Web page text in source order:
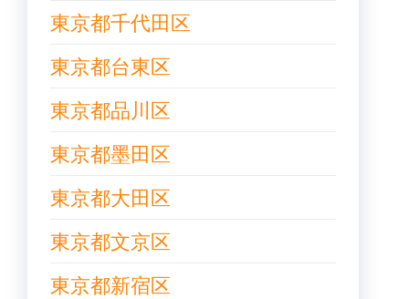
東京都千代田区
東京都台東区
東京都品川区
東京都墨田区
東京都大田区
東京都文京区
東京都新宿区